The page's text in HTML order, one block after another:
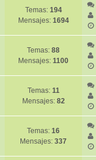
Temas: 194
Mensajes: 1694
Temas: 88
Mensajes: 1100
Temas: 11
Mensajes: 82
Temas: 16
Mensajes: 337